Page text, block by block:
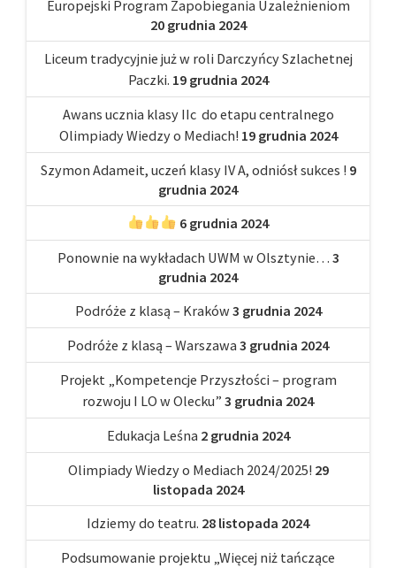
Europejski Program Zapobiegania Uzależnieniom
20 grudnia 2024
Liceum tradycyjnie już w roli Darczyńcy Szlachetnej
Paczki. 19 grudnia 2024
Awans ucznia klasy IIc do etapu centralnego
Olimpiady Wiedzy o Mediach! 19 grudnia 2024
Szymon Adameit, uczeń klasy IV A, odniósł sukces ! 9
grudnia 2024
6 grudnia 2024
Ponownie na wykładach UWM w Olsztynie… 3
grudnia 2024
Podróże z klasą – Kraków 3 grudnia 2024
Podróże z klasą – Warszawa 3 grudnia 2024
Projekt „Kompetencje Przyszłości – program
rozwoju I LO w Olecku” 3 grudnia 2024
Edukacja Leśna 2 grudnia 2024
Olimpiady Wiedzy o Mediach 2024/2025! 29
listopada 2024
Idziemy do teatru. 28 listopada 2024
Podsumowanie projektu „Więcej niż tańczące